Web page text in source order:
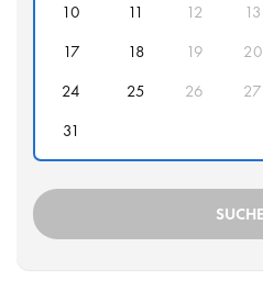
10
11 12 13
17
18 19 20
24
25 26 27
31